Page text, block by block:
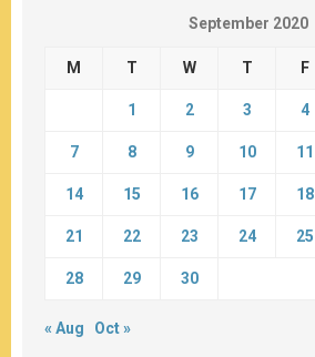
September 2020
M T W T F
1 2 3 4
7 8 9 10 11
14 15 16 17 18
21 22 23 24 25
28 29 30
« Aug Oct »